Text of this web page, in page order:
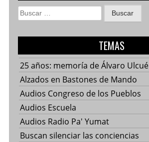
Buscar:
TEMAS
25 años: memoría de Álvaro Ulcué
Alzados en Bastones de Mando
Audios Congreso de los Pueblos
Audios Escuela
Audios Radio Pa' Yumat
Buscan silenciar las conciencias